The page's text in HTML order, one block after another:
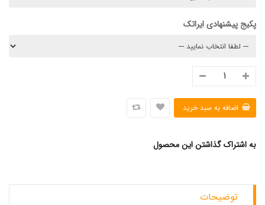
پکیج پیشنهادی ایراتک
به اشتراک گذاشتن این محصول
توضیحات